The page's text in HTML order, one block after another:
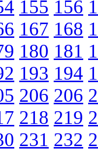
155 156
167 168
180 181
193 194
206 206
218 219
231 232